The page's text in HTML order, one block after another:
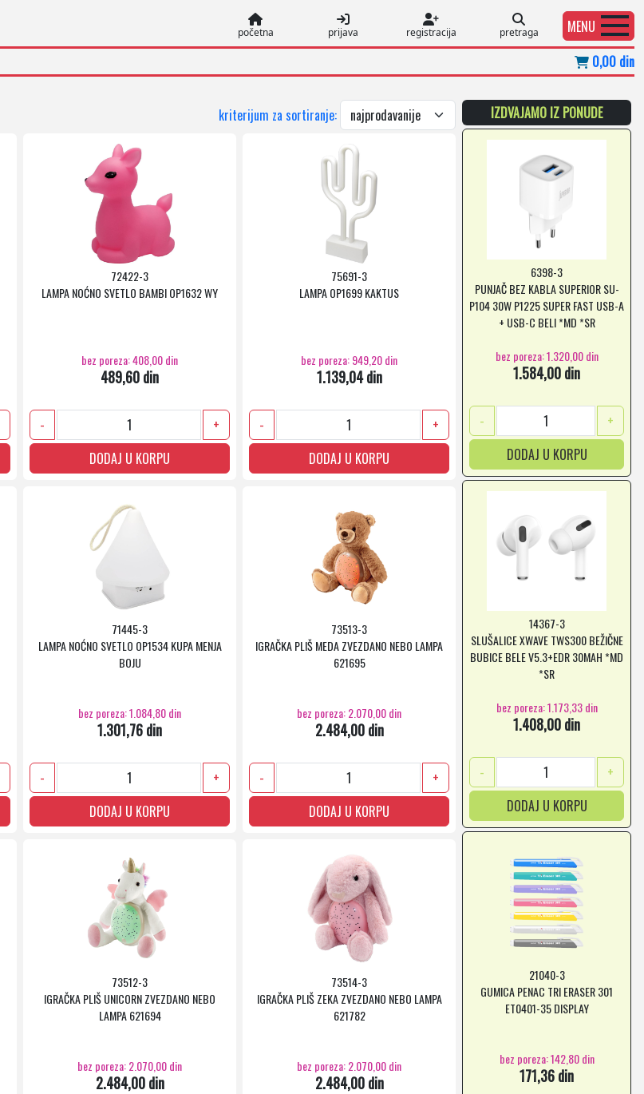
početna prijava registracija pretraga
MENU
0,00 din
kriterijum za sortiranje:
72422-3
LAMPA NOĆNO SVETLO BAMBI OP1632 WY
bez poreza: 408,00 din
489,60 din
-
+
DODAJ U KORPU
75691-3
LAMPA OP1699 KAKTUS
bez poreza: 949,20 din
1.139,04 din
-
+
DODAJ U KORPU
71445-3
LAMPA NOĆNO SVETLO OP1534 KUPA MENJA
BOJU
bez poreza: 1.084,80 din
1.301,76 din
-
+
DODAJ U KORPU
73513-3
IGRAČKA PLIŠ MEDA ZVEZDANO NEBO LAMPA
621695
bez poreza: 2.070,00 din
2.484,00 din
-
+
DODAJ U KORPU
73512-3
IGRAČKA PLIŠ UNICORN ZVEZDANO NEBO
LAMPA 621694
bez poreza: 2.070,00 din
2.484,00 din
73514-3
IGRAČKA PLIŠ ZEKA ZVEZDANO NEBO LAMPA
621782
bez poreza: 2.070,00 din
2.484,00 din
IZDVAJAMO IZ PONUDE
6398-3
PUNJAČ BEZ KABLA SUPERIOR SU-
P104 30W P1225 SUPER FAST USB-A
+ USB-C BELI *MD *SR
bez poreza: 1.320,00 din
1.584,00 din
-
+
DODAJ U KORPU
14367-3
SLUŠALICE XWAVE TWS300 BEŽIČNE
BUBICE BELE V5.3+EDR 30MAH *MD
*SR
bez poreza: 1.173,33 din
1.408,00 din
-
+
DODAJ U KORPU
21040-3
GUMICA PENAC TRI ERASER 301
ET0401-35 DISPLAY
bez poreza: 142,80 din
171,36 din